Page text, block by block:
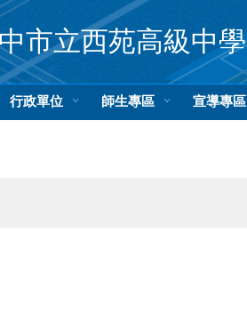
市立西苑高級中學
行政單位 師生專區 宣導專區